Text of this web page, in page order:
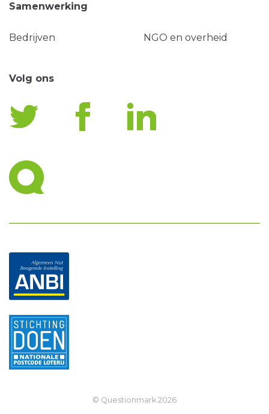
Samenwerking
Bedrijven NGO en overheid
Volg ons
© Questionmark 2026